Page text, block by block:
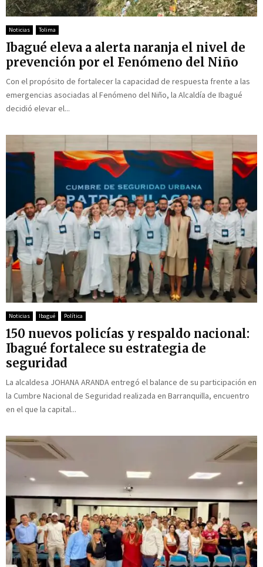
Noticias Tolima
Ibagué eleva a alerta naranja el nivel de
prevención por el Fenómeno del Niño
Con el propósito de fortalecer la capacidad de respuesta frente a las
emergencias asociadas al Fenómeno del Niño, la Alcaldía de Ibagué
decidió elevar el...
Noticias Ibagué Política
150 nuevos policías y respaldo nacional:
Ibagué fortalece su estrategia de
seguridad
La alcaldesa JOHANA ARANDA entregó el balance de su participación en
la Cumbre Nacional de Seguridad realizada en Barranquilla, encuentro
en el que la capital...